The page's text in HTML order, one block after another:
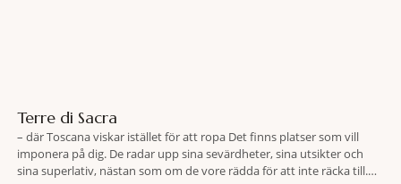
Terre di Sacra
– där Toscana viskar istället för att ropa Det finns platser som vill
imponera på dig. De radar upp sina sevärdheter, sina utsikter och
sina superlativ, nästan som om de vore rädda för att inte räcka till.